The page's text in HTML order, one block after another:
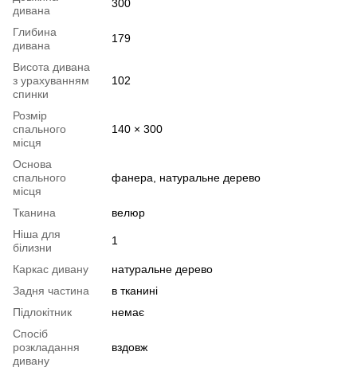
дивана
300
Глибина
дивана
179
Висота дивана
з урахуванням
спинки
102
Розмір
спального
місця
140 × 300
Основа
спального
місця
фанера, натуральне дерево
Тканина
велюр
Ніша для
білизни
1
Каркас дивану
натуральне дерево
Задня частина
в тканині
Підлокітник
немає
Спосіб
розкладання
дивану
вздовж